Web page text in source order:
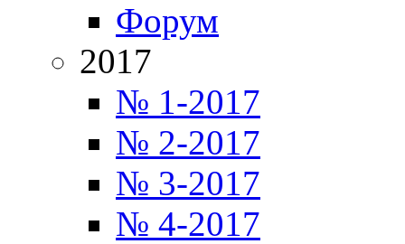
Форум
2017
№ 1-2017
№ 2-2017
№ 3-2017
№ 4-2017